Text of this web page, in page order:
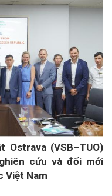
(VSB–TUO)
cứu và đổi mới
Việt Nam